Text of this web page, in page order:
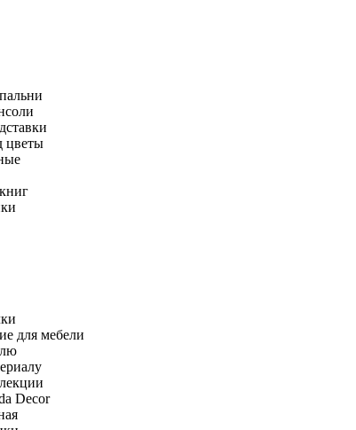
цветы
для мебели
Decor